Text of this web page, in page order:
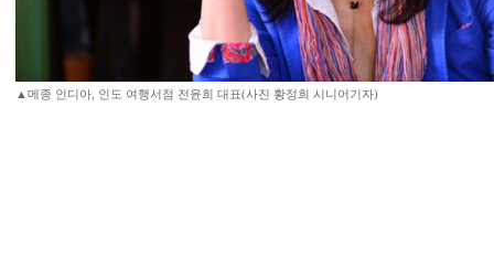
▲메종 인디아, 인도 여행서점 전윤희 대표(사진 황정희 시니어기자)